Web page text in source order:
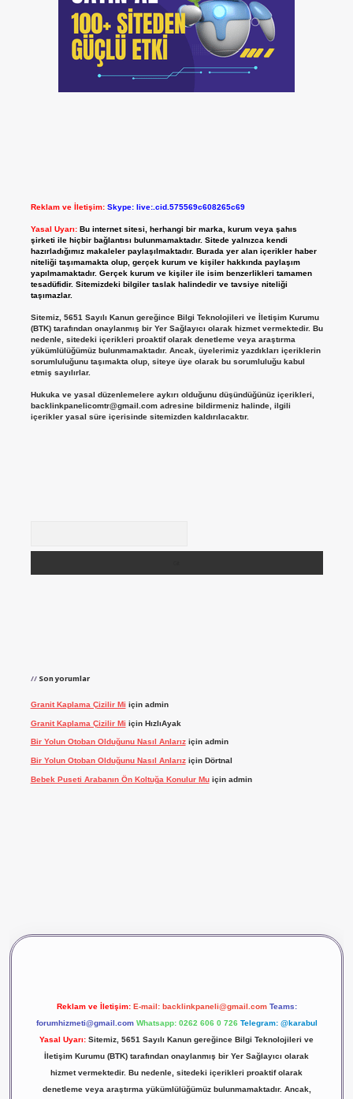
Reklam ve İletişim: Skype: live:.cid.575569c608265c69
Yasal Uyarı: Bu internet sitesi, herhangi bir marka, kurum veya şahıs
şirketi ile hiçbir bağlantısı bulunmamaktadır. Sitede yalnızca kendi
hazırladığımız makaleler paylaşılmaktadır. Burada yer alan içerikler haber
niteliği taşımamakta olup, gerçek kurum ve kişiler hakkında paylaşım
yapılmamaktadır. Gerçek kurum ve kişiler ile isim benzerlikleri tamamen
tesadüfidir. Sitemizdeki bilgiler taslak halindedir ve tavsiye niteliği
taşımazlar.
Sitemiz, 5651 Sayılı Kanun gereğince Bilgi Teknolojileri ve İletişim Kurumu
(BTK) tarafından onaylanmış bir Yer Sağlayıcı olarak hizmet vermektedir. Bu
nedenle, sitedeki içerikleri proaktif olarak denetleme veya araştırma
yükümlülüğümüz bulunmamaktadır. Ancak, üyelerimiz yazdıkları içeriklerin
sorumluluğunu taşımakta olup, siteye üye olarak bu sorumluluğu kabul
etmiş sayılırlar.
Hukuka ve yasal düzenlemelere aykırı olduğunu düşündüğünüz içerikleri,
backlinkpanelicomtr@gmail.comadresine bildirmeniz halinde, ilgili
içerikler yasal süre içerisinde sitemizden kaldırılacaktır.
Son yorumlar
Granit Kaplama Çizilir Mi için admin
Granit Kaplama Çizilir Mi için HızlıAyak
Bir Yolun Otoban Olduğunu Nasıl Anlarıziçin admin
Bir Yolun Otoban Olduğunu Nasıl Anlarıziçin Dörtnal
Bebek Puseti Arabanın Ön Koltuğa Konulur Muiçin admin
Reklam ve İletişim: E-mail: backlinkpaneli@gmail.com Teams:
forumhizmeti@gmail.com Whatsapp: 0262 606 0 726 Telegram: @karabul
Yasal Uyarı: Sitemiz, 5651 Sayılı Kanun gereğince Bilgi Teknolojileri ve
İletişim Kurumu (BTK) tarafından onaylanmış bir Yer Sağlayıcı olarak
hizmet vermektedir. Bu nedenle, sitedeki içerikleri proaktif olarak
denetleme veya araştırma yükümlülüğümüz bulunmamaktadır. Ancak,